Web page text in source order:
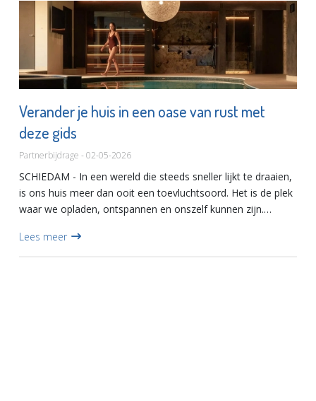
Verander je huis in een oase van rust met
deze gids
Partnerbijdrage - 02-05-2026
SCHIEDAM - In een wereld die steeds sneller lijkt te draaien,
is ons huis meer dan ooit een toevluchtsoord. Het is de plek
waar we opladen, ontspannen en onszelf kunnen zijn.
Lees meer